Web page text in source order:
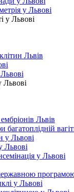
у Львові
у Львові
Львів
Львові
Львів
багатоплідній
у Львові
Львові
у Львові
у Львові